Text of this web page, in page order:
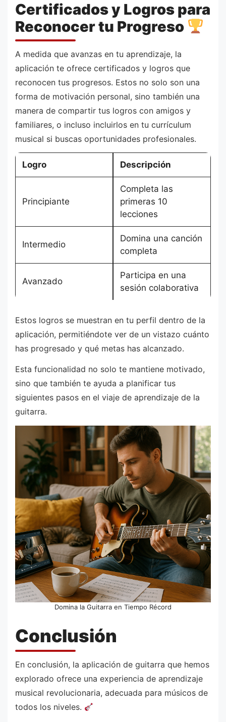
Certificados y Logros para
Reconocer tu Progreso
A medida que avanzas en tu aprendizaje, la
aplicación te ofrece certificados y logros que
reconocen tus progresos. Estos no solo son una
forma de motivación personal, sino también una
manera de compartir tus logros con amigos y
familiares, o incluso incluirlos en tu currículum
musical si buscas oportunidades profesionales.
Logro Descripción
Principiante
Completa las
primeras 10
lecciones
Intermedio
Domina una canción
completa
Avanzado
Participa en una
sesión colaborativa
Estos logros se muestran en tu perfil dentro de la
aplicación, permitiéndote ver de un vistazo cuánto
has progresado y qué metas has alcanzado.
Esta funcionalidad no solo te mantiene motivado,
sino que también te ayuda a planificar tus
siguientes pasos en el viaje de aprendizaje de la
guitarra.
Domina la Guitarra en Tiempo Récord
Conclusión
En conclusión, la aplicación de guitarra que hemos
explorado ofrece una experiencia de aprendizaje
musical revolucionaria, adecuada para músicos de
todos los niveles.